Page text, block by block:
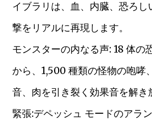
イブラリは、血、内臓、恐ろし
撃をリアルに再現します。
モンスターの内なる声: 18 体の
から、1,500 種類の怪物の咆哮
音、肉を引き裂く効果音を解き
緊張:デペッシュ モードのアラ